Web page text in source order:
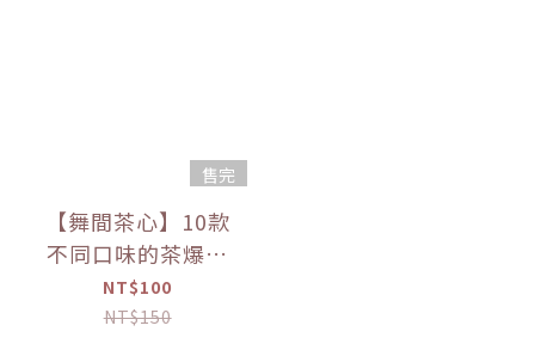
售完
【舞間茶心】10款
不同口味的茶爆米
花 60g 【優惠限
定】
NT$100
NT$150